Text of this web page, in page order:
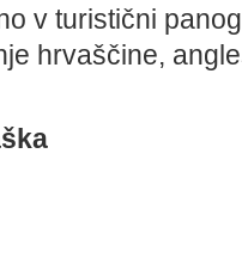
v turistični
hrvaščine,